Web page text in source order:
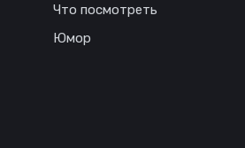
Что посмотреть
Юмор